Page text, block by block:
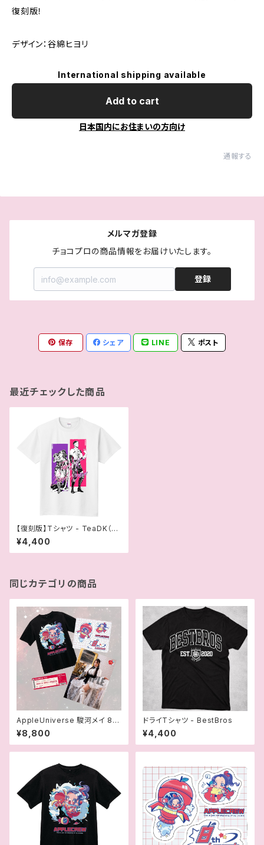
復刻版！
デザイン：谷綿ヒヨリ
International shipping available
Add to cart
日本国内にお住まいの方向け
通報する
メルマガ登録
チョコプロの商品情報をお届けいたします。
登録
保存 シェア LINE ポスト
最近チェックした商品
【復刻版】Tシャツ - TeaDK（さ
くら＆クリス）
¥4,400
同じカテゴリの商品
AppleUniverse 駿河メイ 8周
年記念スペシャルセット
¥8,800
ドライTシャツ - BestBros
¥4,400